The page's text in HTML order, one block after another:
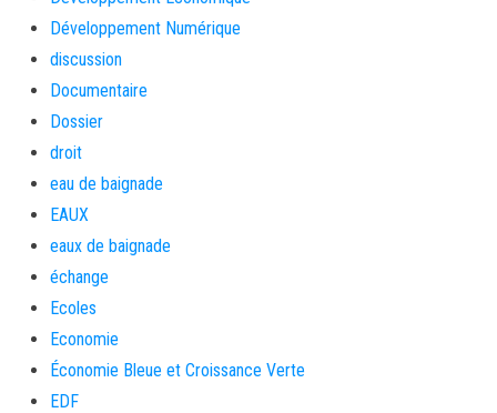
Développement Numérique
discussion
Documentaire
Dossier
droit
eau de baignade
EAUX
eaux de baignade
échange
Ecoles
Economie
Économie Bleue et Croissance Verte
EDF